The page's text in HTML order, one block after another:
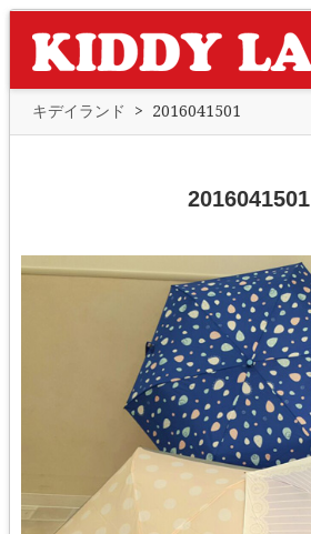
キデイランド > 2016041501
2016041501